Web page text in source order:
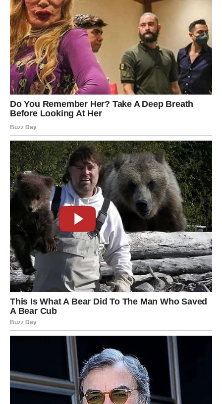
Sudbina priprema završnicu koja će se
dugo pamtiti
Kako se bude približavao 8. jun, Device će sve jasnije
shvatati zašto su određeni događaji morali da se dogode
baš sada. Povratak prošlosti doneće odgovore, veliko
iznenađenje pokrenuće promene, a završni dani perioda
ostaviće snažan utisak koji neće biti lako zaboraviti.